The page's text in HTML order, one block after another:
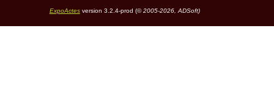
ExpoActesversion 3.2.4-prod (©2005-2026, ADSoft)